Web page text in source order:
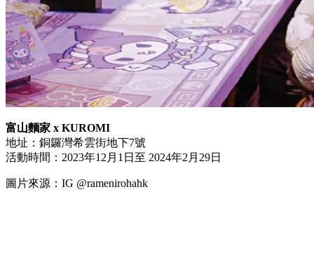
富山麵家 x KUROMI
地址：銅鑼灣希雲街地下7號
活動時間：2023年12月1日至 2024年2月29日
圖片來源：IG @ramenirohahk